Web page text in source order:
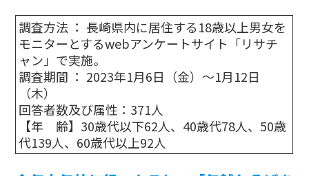
調査方法 ： 長崎県内に居住する18歳以上男女を
モニターとするwebアンケートサイト「リサチ
ャン」で実施。
調査期間 ： 2023年1月6日（金）～1月12日
（木）
回答者数及び属性：371人
【年 齢】30歳代以下62人、40歳代78人、50歳
代139人、60歳代以上92人